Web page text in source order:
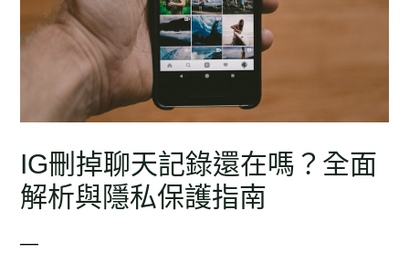
IG刪掉聊天記錄還在嗎？全面
解析與隱私保護指南
—